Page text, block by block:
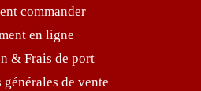
commander
en ligne
& Frais de port
de vente